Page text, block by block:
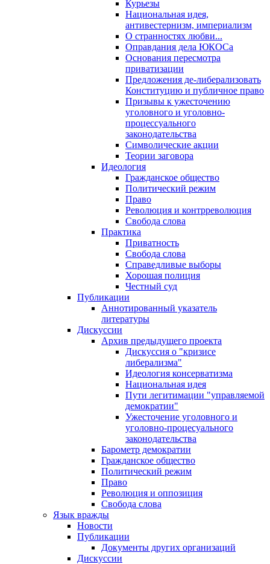
Курьезы
Национальная идея,
антивестернизм, империализм
О странностях любви...
Оправдания дела ЮКОСа
Основания пересмотра
приватизации
Предложения де-либерализовать
Конституцию и публичное право
Призывы к ужесточению
уголовного и уголовно-
процессуального
законодательства
Символические акции
Теории заговора
Идеология
Гражданское общество
Политический режим
Право
Революция и контрреволюция
Свобода слова
Практика
Приватность
Свобода слова
Справедливые выборы
Хорошая полиция
Честный суд
Публикации
Аннотированный указатель
литературы
Дискуссии
Архив предыдущего проекта
Дискуссия о "кризисе
либерализма"
Идеология консерватизма
Национальная идея
Пути легитимации "управляемой
демократии"
Ужесточение уголовного и
уголовно-процесуального
законодательства
Барометр демократии
Гражданское общество
Политический режим
Право
Революция и оппозиция
Свобода слова
Язык вражды
Новости
Публикации
Документы других организаций
Дискуссии